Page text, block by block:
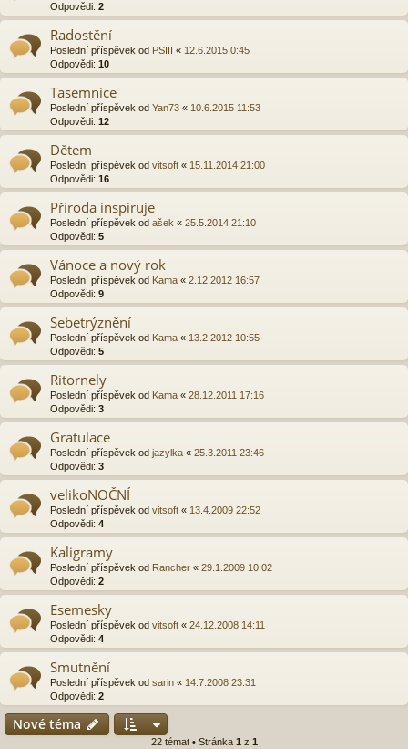
Odpovědi: 2
Radostění
Poslední příspěvek od PSIII « 12.6.2015 0:45
Odpovědi: 10
Tasemnice
Poslední příspěvek od Yan73 « 10.6.2015 11:53
Odpovědi: 12
Dětem
Poslední příspěvek od vitsoft « 15.11.2014 21:00
Odpovědi: 16
Příroda inspiruje
Poslední příspěvek od ašek « 25.5.2014 21:10
Odpovědi: 5
Vánoce a nový rok
Poslední příspěvek od Kama « 2.12.2012 16:57
Odpovědi: 9
Sebetrýznění
Poslední příspěvek od Kama « 13.2.2012 10:55
Odpovědi: 5
Ritornely
Poslední příspěvek od Kama « 28.12.2011 17:16
Odpovědi: 3
Gratulace
Poslední příspěvek od jazylka « 25.3.2011 23:46
Odpovědi: 3
velikoNOČNÍ
Poslední příspěvek od vitsoft « 13.4.2009 22:52
Odpovědi: 4
Kaligramy
Poslední příspěvek od Rancher « 29.1.2009 10:02
Odpovědi: 2
Esemesky
Poslední příspěvek od vitsoft « 24.12.2008 14:11
Odpovědi: 4
Smutnění
Poslední příspěvek od sarin « 14.7.2008 23:31
Odpovědi: 2
Nové téma
22 témat • Stránka 1 z 1